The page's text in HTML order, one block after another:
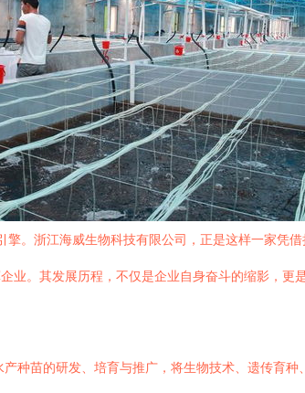
。浙江海威生物科技有限公司，正是这样一家凭
。其发展历程，不仅是企业自身奋斗的缩影，更
种苗的研发、培育与推广，将生物技术、遗传育